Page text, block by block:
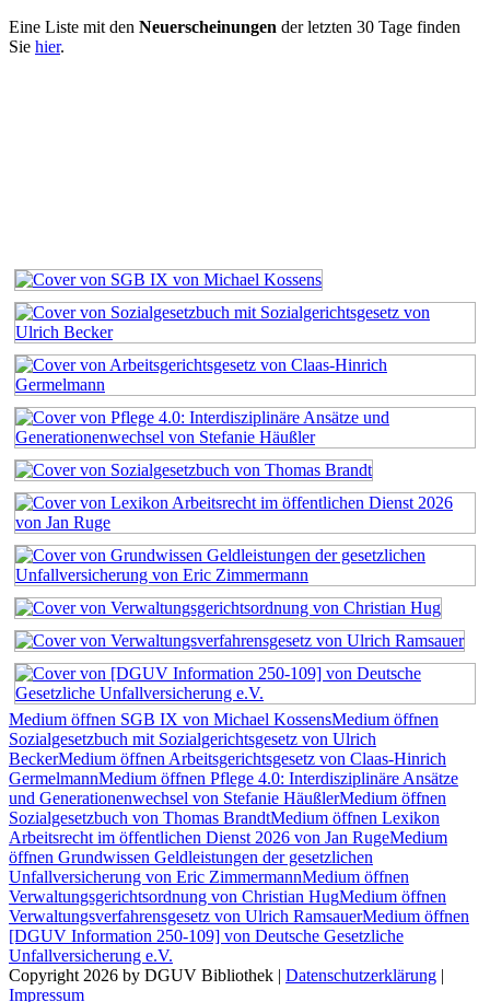
Eine Liste mit den Neuerscheinungen der letzten 30 Tage finden
Sie hier.
Medium öffnen SGB IX von Michael KossensMedium öffnen
Sozialgesetzbuch mit Sozialgerichtsgesetz von Ulrich
BeckerMedium öffnen Arbeitsgerichtsgesetz von Claas-Hinrich
GermelmannMedium öffnen Pflege 4.0: Interdisziplinäre Ansätze
und Generationenwechsel von Stefanie HäußlerMedium öffnen
Sozialgesetzbuch von Thomas BrandtMedium öffnen Lexikon
Arbeitsrecht im öffentlichen Dienst 2026 von Jan RugeMedium
öffnen Grundwissen Geldleistungen der gesetzlichen
Unfallversicherung von Eric ZimmermannMedium öffnen
Verwaltungsgerichtsordnung von Christian HugMedium öffnen
Verwaltungsverfahrensgesetz von Ulrich RamsauerMedium öffnen
[DGUV Information 250-109] von Deutsche Gesetzliche
Unfallversicherung e.V.
Copyright 2026 by DGUV Bibliothek | Datenschutzerklärung |
Impressum